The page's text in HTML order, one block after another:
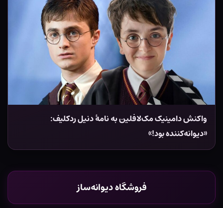
واکنش دامینیک مک‌لافلین به نامۀ دنیل ردکلیف:
«دیوانه‌کننده بود!»
فروشگاه دیوانه‌ساز